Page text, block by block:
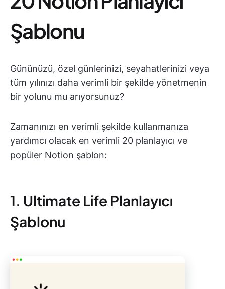
Şablonu
Gününüzü, özel günlerinizi, seyahatlerinizi veya
tüm yılınızı daha verimli bir şekilde yönetmenin
bir yolunu mu arıyorsunuz?
Zamanınızı en verimli şekilde kullanmanıza
yardımcı olacak en verimli 20 planlayıcı ve
popüler Notion şablon:
1. Ultimate Life Planlayıcı
Şablonu